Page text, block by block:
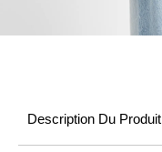
Description Du Produit